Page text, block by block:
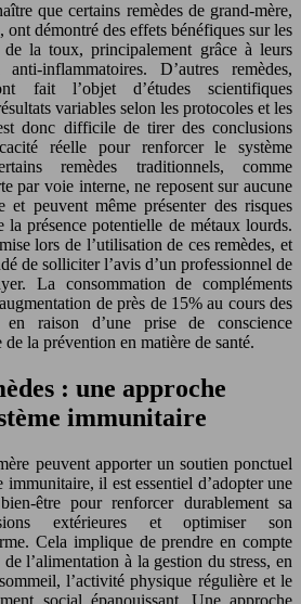
que certains remèdes de grand-mère,
démontré des effets bénéfiques sur les
la toux, principalement grâce à leurs
inflammatoires. D’autres remèdes,
fait l’objet d’études scientifiques
variables selon les protocoles et les
donc difficile de tirer des conclusions
réelle pour renforcer le système
remèdes traditionnels, comme
par voie interne, ne reposent sur aucune
et peuvent même présenter des risques
la présence potentielle de métaux lourds.
lors de l’utilisation de ces remèdes, et
de solliciter l’avis d’un professionnel de
La consommation de compléments
de près de 15% au cours des
en raison d’une prise de conscience
la prévention en matière de santé.
: une approche
immunitaire
peuvent apporter un soutien ponctuel
immunitaire, il est essentiel d’adopter une
être pour renforcer durablement sa
extérieures et optimiser son
Cela implique de prendre en compte
l’alimentation à la gestion du stress, en
l’activité physique régulière et le
social épanouissant. Une approche